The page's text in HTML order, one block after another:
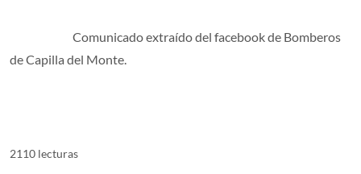
Comunicado extraído del facebook de Bomberos
de Capilla del Monte.
2110 lecturas